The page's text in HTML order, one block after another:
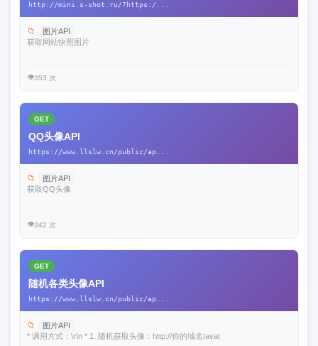
http://mini.s-shot.ru/?https:/...
📁
图片API
获取网站快照图片
👁️353 次
GET
QQ头像API
https://www.llslw.cn/public/ap...
📁
图片API
获取QQ头像
👁️342 次
GET
随机各类头像API
https://www.llslw.cn/public/ap...
📁
图片API
* 调用方式：\r\n * 1. 随机获取头像：http://你的域名/avat